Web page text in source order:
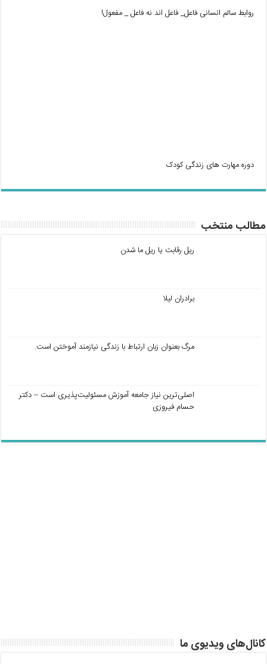
روابط سالم انسانی فاعل_ فاعل اند نه فاعل _ مفعول!
دوره مهارت های زندگی کودک
مطالب منتخب
ریل رقابت یا ریل ما شدن
برادران لیلا
مرگ بعنوان زبان ارتباط با زندگی نیازمند آموختن است.
اصلی‌ترین نیاز جامعه آموزش مسئولیت‌پذیری است – دکتر
حسام فیروزی
کانال‌های ویدیوی ما